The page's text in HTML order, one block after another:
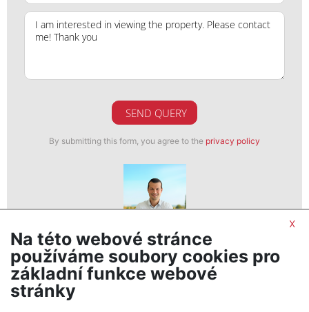
SEND QUERY
By submitting this form, you agree to the privacy policy
Petr Šmigol
realitní makléř
show nr.
x
Na této webové stránce
používáme soubory cookies pro
základní funkce webové
stránky